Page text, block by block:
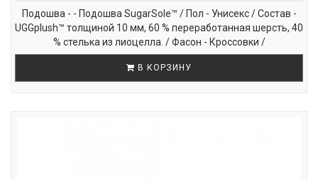
Подошва - - Подошва SugarSole™ / Пол - Унисекс / Состав -
UGGplush™ толщиной 10 мм, 60 % переработанная шерсть, 40
% стелька из лиоцелла. / Фасон - Кроссовки /
В КОРЗИНУ